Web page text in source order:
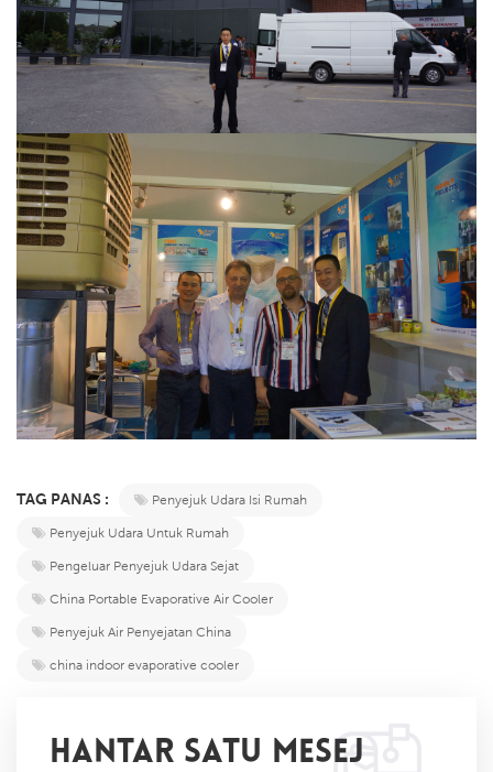
TAG PANAS :
Penyejuk Udara Isi Rumah
Penyejuk Udara Untuk Rumah
Pengeluar Penyejuk Udara Sejat
China Portable Evaporative Air Cooler
Penyejuk Air Penyejatan China
china indoor evaporative cooler
HANTAR SATU MESEJ